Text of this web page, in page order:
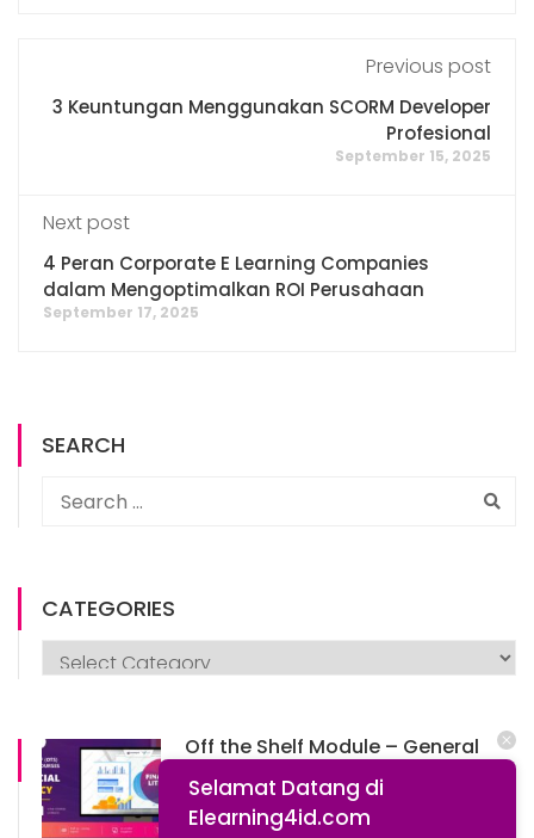
Previous post
3 Keuntungan Menggunakan SCORM Developer
Profesional
September 15, 2025
Next post
4 Peran Corporate E Learning Companies
dalam Mengoptimalkan ROI Perusahaan
September 17, 2025
SEARCH
CATEGORIES
Off the Shelf Module – General
Free
Selamat Datang di
Elearning4id.com